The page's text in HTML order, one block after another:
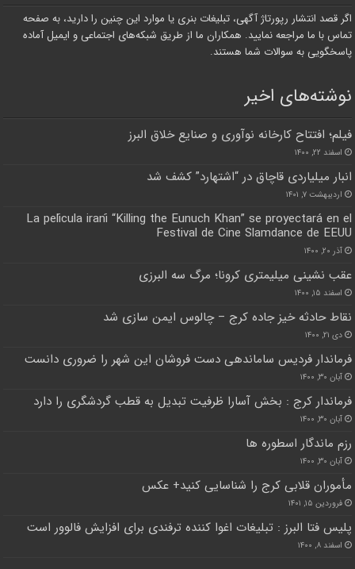
اگر قصد انتشار رپورتاژ آگهی، تبلیغات بنری یا موارد این چنین را دارید، به صفحه
تماس با ما مراجعه نمایید. همکاران ما از طریق شبکه‌های اجتماعی و ایمیل آماده
پاسخگویی به سوالات شما هستند.
نوشته‌های اخیر
فیلم؛ افتتاح کارخانه نوآوری و صنایع خلاق البرز
اسفند ۲۲, ۱۴۰۰
انبار میلیاردی قاچاق در “اشتهارد” کشف شد
اردیبهشت ۷, ۱۴۰۱
La película iraní “Killing the Eunuch Khan” se proyectará en el
Festival de Cine Slamdance de EEUU
آذر ۲۰, ۱۴۰۰
عقب نشینی میلیمتری کرونا؛ مرگ سه البرزی
اسفند ۱۵, ۱۴۰۰
نقاط حادثه خیز جاده کرج – چالوس ایمن سازی شد
دی ۲۱, ۱۴۰۰
فرماندار فردیس ساماندهی دست فروشان این شهر را ضروری دانست
آبان ۳۰, ۱۴۰۰
فرماندار کرج : بخش آسارا ظرفیت تبدیل به قطب گردشگری را دارد
آبان ۳۰, ۱۴۰۰
رزم ماندگار اسطوره ها
آبان ۳۰, ۱۴۰۰
مأموران قلابی کرج را شناسایی کنید+ عکس
فروردین ۱۵, ۱۴۰۱
پلیس فتا البرز : تبلیغات اغوا کننده ترفندی برای افزایش فالوور است
اسفند ۸, ۱۴۰۰